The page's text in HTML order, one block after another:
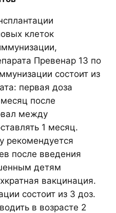
клеток
Превенар 13 по
состоит из
первая доза
после
между
1 месяц.
рекомендуется
после введения
детям
вакцинация.
состоит из 3 доз.
в возрасте 2